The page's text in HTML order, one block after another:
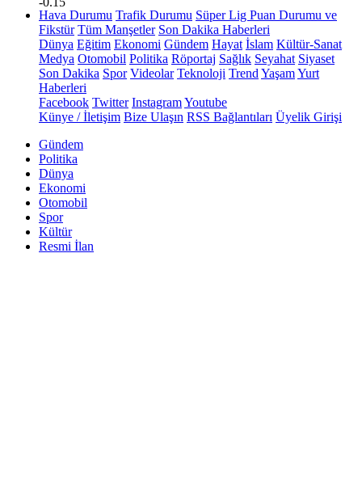
Hava Durumu Trafik Durumu Süper Lig Puan Durumu ve
Fikstür Tüm Manşetler Son Dakika Haberleri
Dünya Eğitim Ekonomi Gündem Hayat İslam Kültür-Sanat
Medya Otomobil Politika Röportaj Sağlık Seyahat Siyaset
Son Dakika Spor Videolar Teknoloji Trend YaşamYurt
Haberleri
Facebook Twitter InstagramYoutube
Künye / İletişim Bize Ulaşın RSS Bağlantıları Üyelik Girişi
Gündem
Politika
Dünya
Ekonomi
Otomobil
Spor
Kültür
Resmi İlan